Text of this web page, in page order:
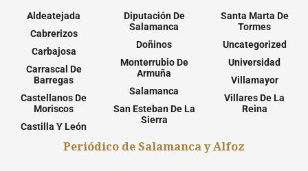
Aldeatejada
Cabrerizos
Carbajosa
Carrascal De
Barregas
Castellanos De
Moriscos
Castilla Y León
Diputación De
Salamanca
Doñinos
Monterrubio De
Armuña
Salamanca
San Esteban De La
Sierra
Santa Marta De
Tormes
Uncategorized
Universidad
Villamayor
Villares De La
Reina
Periódico de Salamanca y Alfoz